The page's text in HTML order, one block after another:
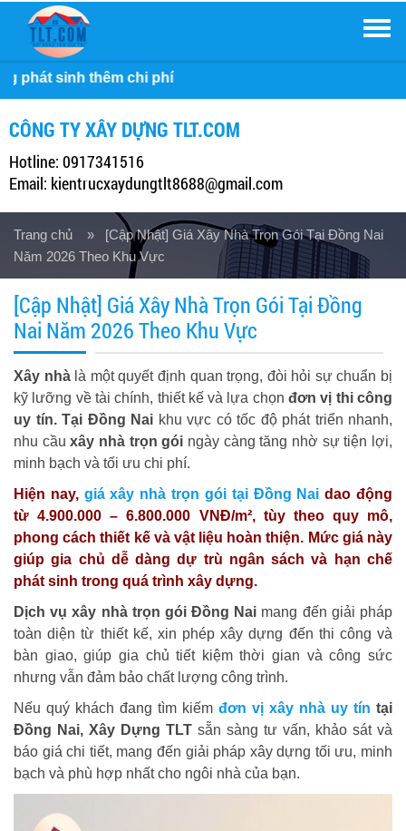
CÔNG TY XÂY DỰNG TLT.COM
Hotline: 0917341516
Email: kientrucxaydungtlt8688@gmail.com
Trang chủ » [Cập Nhật] Giá Xây Nhà Trọn Gói Tại Đồng Nai
Năm 2026 Theo Khu Vực
[Cập Nhật] Giá Xây Nhà Trọn Gói Tại Đồng
Nai Năm 2026 Theo Khu Vực
Xây nhàlà một quyết định quan trọng, đòi hỏi sự chuẩn bị
kỹ lưỡng về tài chính, thiết kế và lựa chọnđơn vị thi công
uy tín. Tại Đồng Nai khu vực có tốc độ phát triển nhanh,
nhu cầuxây nhà trọn gói ngày càng tăng nhờ sự tiện lợi,
minh bạch và tối ưu chi phí.
Hiện nay, giá xây nhà trọn gói tại Đồng Nai dao động
từ 4.900.000 – 6.800.000 VNĐ/m², tùy theo quy mô,
phong cách thiết kế và vật liệu hoàn thiện. Mức giá này
giúp gia chủ dễ dàng dự trù ngân sách và hạn chế
phát sinh trong quá trình xây dựng.
Dịch vụ xây nhà trọn gói Đồng Nai mang đến giải pháp
toàn diện từ thiết kế, xin phép xây dựng đến thi công và
bàn giao, giúp gia chủ tiết kiệm thời gian và công sức
nhưng vẫn đảm bảo chất lượng công trình.
Nếu quý khách đang tìm kiếm đơn vị xây nhà uy tín tại
Đồng Nai, Xây Dựng TLT sẵn sàng tư vấn, khảo sát và
báo giá chi tiết, mang đến giải pháp xây dựng tối ưu, minh
bạch và phù hợp nhất cho ngôi nhà của bạn.